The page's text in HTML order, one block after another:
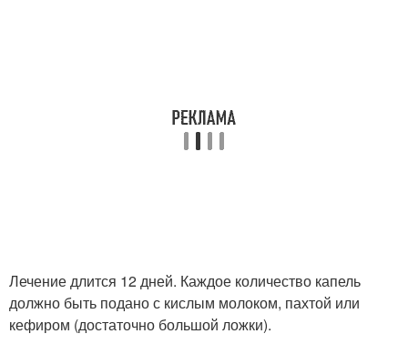
Лечение длится 12 дней. Каждое количество капель
должно быть подано с кислым молоком, пахтой или
кефиром (достаточно большой ложки).